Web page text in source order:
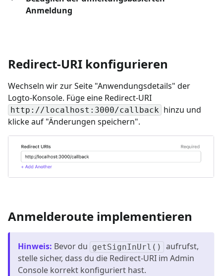
Anmeldung
Redirect-URI konfigurieren
Wechseln wir zur Seite "Anwendungsdetails" der
Logto-Konsole. Füge eine Redirect-URI
http://localhost:3000/callback hinzu und
klicke auf "Änderungen speichern".
Anmelderoute implementieren
Hinweis: Bevor du getSignInUrl()
aufrufst,
stelle sicher, dass du die Redirect-URI im Admin
Console korrekt konfiguriert hast.